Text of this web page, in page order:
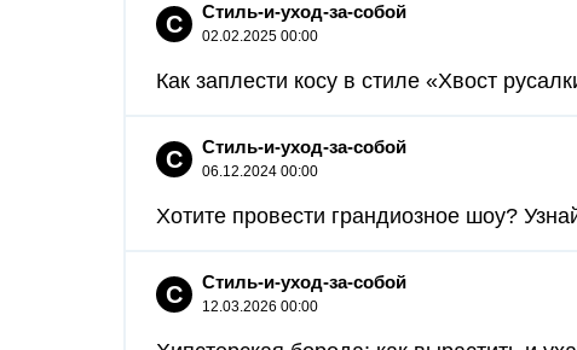
С Стиль-и-уход-за-собой
02.02.2025 00:00
Как заплести косу в стиле «Хвост
С Стиль-и-уход-за-собой
06.12.2024 00:00
Хотите провести грандиозное шоу?
С Стиль-и-уход-за-собой
12.03.2026 00:00